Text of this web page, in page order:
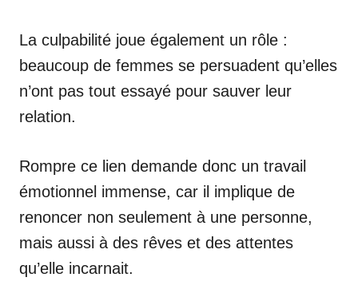
La culpabilité joue également un rôle :
beaucoup de femmes se persuadent qu’elles
n’ont pas tout essayé pour sauver leur
relation.
Rompre ce lien demande donc un travail
émotionnel immense, car il implique de
renoncer non seulement à une personne,
mais aussi à des rêves et des attentes
qu’elle incarnait.